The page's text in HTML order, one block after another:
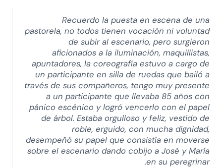
Recuerdo la puesta en escena de una
pastorela, no todos tienen vocación ni voluntad
de subir al escenario, pero surgieron
aficionados a la iluminación, maquillistas,
apuntadores, la coreografía estuvo a cargo de
un participante en silla de ruedas que bailó a
través de sus compañeros, tengo muy presente
a un participante que llevaba 85 años con
pánico escénico y logró vencerlo con el papel
de árbol. Estaba orgulloso y feliz, vestido de
roble, erguido, con mucha dignidad,
desempeñó su papel que consistía en moverse
sobre el escenario dando cobijo a José y María
en su peregrinar.